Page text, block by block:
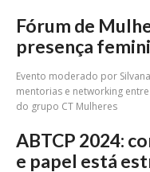
Fórum de
presença
Evento moderado por
mentorias e networking
do grupo CT Mulheres
ABTCP 2024:
e papel está